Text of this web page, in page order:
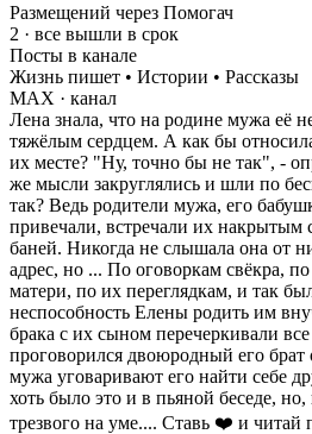
Размещений через Помогач
2 · все вышли в срок
Посты в канале
Жизнь пишет • Истории • Рассказы
MAX · канал
Лена знала, что на родине мужа её
тяжёлым сердцем. А как бы
их месте? "Ну, точно бы не так", -
же мысли закруглялись и шли по
так? Ведь родители мужа, его
привечали, встречали их накрытым
баней. Никогда не слышала она от
адрес, но ... По оговоркам свёкра,
матери, по их переглядкам, и так
неспособность Елены родить им
брака с их сыном перечеркивали
проговорился двоюродный его брат
мужа уговаривают его найти себе
хоть было это и в пьяной беседе, но,
трезвого на уме.... Ставь ❤️ и